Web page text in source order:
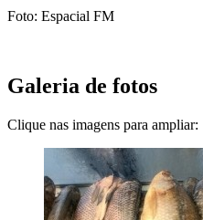
Foto: Espacial FM
Galeria de fotos
Clique nas imagens para ampliar: